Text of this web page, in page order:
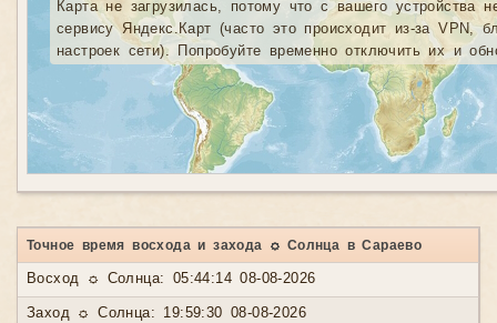
Карта не загрузилась, потому что с вашего устройства
сервису Яндекс.Карт (часто это происходит из-за VPN,
настроек сети). Попробуйте временно отключить их и
Точное время восхода и захода ☼ Солнца в Сараево
Восход ☼ Солнца: 05:44:14 08-08-2026
Заход ☼ Солнца: 19:59:30 08-08-2026